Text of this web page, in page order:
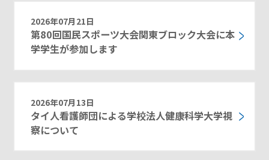
2026年07月21日
第80回国民スポーツ大会関東ブロック大会に本
学学生が参加します
2026年07月13日
タイ人看護師団による学校法人健康科学大学視
察について